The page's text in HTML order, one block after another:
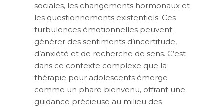
sociales, les changements hormonaux et
les questionnements existentiels. Ces
turbulences émotionnelles peuvent
générer des sentiments d’incertitude,
d’anxiété et de recherche de sens. C’est
dans ce contexte complexe que la
thérapie pour adolescents émerge
comme un phare bienvenu, offrant une
guidance précieuse au milieu des